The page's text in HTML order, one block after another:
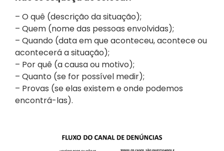
– O quê (descrição da situação);
– Quem (nome das pessoas envolvidas);
– Quando (data em que aconteceu, acontece ou
acontecerá a situação);
– Por quê (a causa ou motivo);
– Quanto (se for possível medir);
– Provas (se elas existem e onde podemos
encontrá-las).